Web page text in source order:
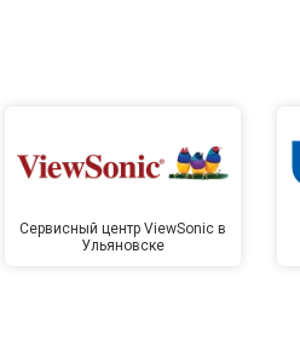
Сервисный центр ViewSonic в
Ульяновске